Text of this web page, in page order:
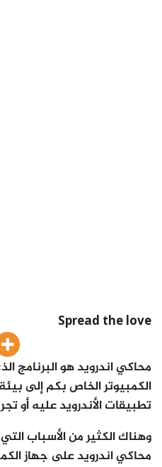
Spread the love
محاكي اندرويد هو البرنامج
الكمبيوتر الخاص بكم إلى
تطبيقات الأندرويد عليه أو
وهناك الكثير من الأسباب
محاكي اندرويد على جهاز